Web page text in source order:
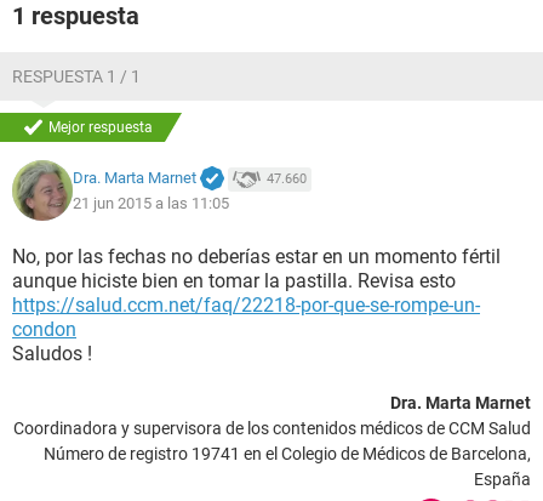
1 respuesta
RESPUESTA 1 / 1
Mejor respuesta
Dra. Marta Marnet 47.660
21 jun 2015 a las 11:05
No, por las fechas no deberías estar en un momento fértil
aunque hiciste bien en tomar la pastilla. Revisa esto
https://salud.ccm.net/faq/22218-por-que-se-rompe-un-
condon
Saludos !
Dra. Marta Marnet
Coordinadora y supervisora de los contenidos médicos de CCM Salud
Número de registro 19741 en el Colegio de Médicos de Barcelona,
España